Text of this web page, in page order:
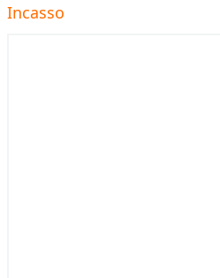
Incasso